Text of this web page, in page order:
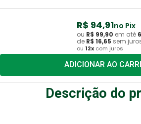
R$ 94,91no Pix
ou R$ 99,90 em até 6
de R$ 16,65 sem
ou 12x com juros
ADICIONAR AO
Descrição do